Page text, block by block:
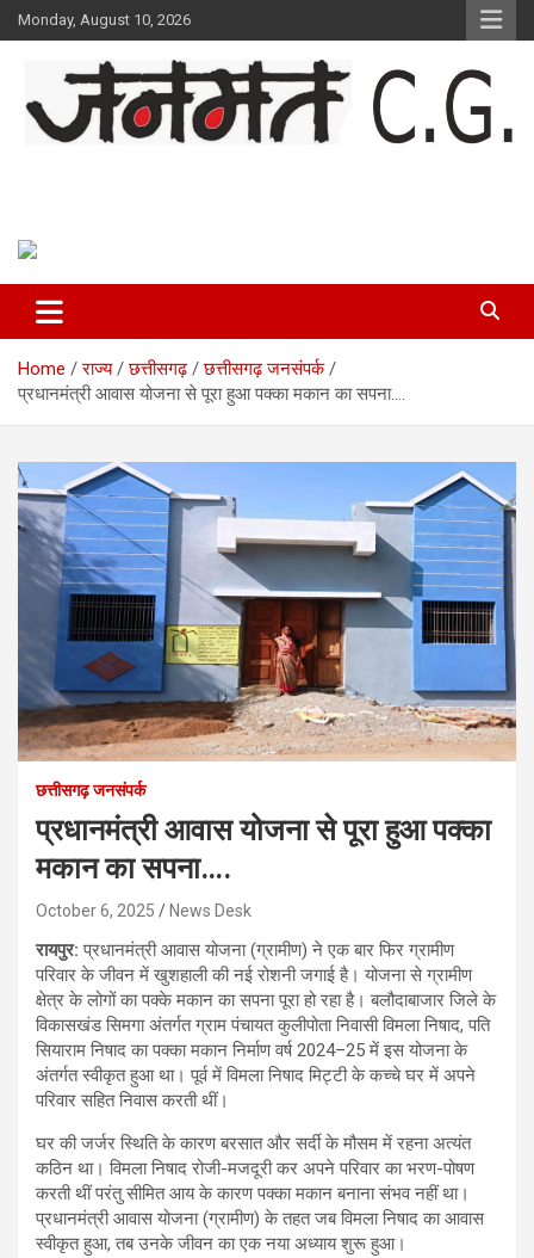
Skip
to
Monday, August 10, 2026
Home राज्य छत्तीसगढ़
छत्तीसगढ़ जनसंपर्क
प्रधानमंत्री आवास योजना से पूरा हुआ पक्का मकान का सपना….
छत्तीसगढ़ जनसंपर्क
प्रधानमंत्री आवास योजना से पूरा हुआ पक्का
मकान का सपना….
October 6, 2025 News Desk
रायपुर:प्रधानमंत्री आवास योजना (ग्रामीण) ने एक बार फिर ग्रामीण
परिवार के जीवन में खुशहाली की नई रोशनी जगाई है। योजना से ग्रामीण
क्षेत्र के लोगों का पक्के मकान का सपना पूरा हो रहा है। बलौदाबाजार जिले के
विकासखंड सिमगा अंतर्गत ग्राम पंचायत कुलीपोता निवासी विमला निषाद, पति
सियाराम निषाद का पक्का मकान निर्माण वर्ष 2024–25 में इस योजना के
अंतर्गत स्वीकृत हुआ था। पूर्व में विमला निषाद मिट्टी के कच्चे घर में अपने
परिवार सहित निवास करती थीं।
घर की जर्जर स्थिति के कारण बरसात और सर्दी के मौसम में रहना अत्यंत
कठिन था। विमला निषाद रोजी-मजदूरी कर अपने परिवार का भरण-पोषण
करती थीं परंतु सीमित आय के कारण पक्का मकान बनाना संभव नहीं था।
प्रधानमंत्री आवास योजना (ग्रामीण) के तहत जब विमला निषाद का आवास
स्वीकृत हुआ, तब उनके जीवन का एक नया अध्याय शुरू हुआ।